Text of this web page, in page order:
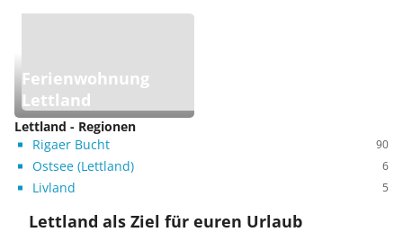
Ferienwohnung
Lettland
Lettland - Regionen
Rigaer Bucht
90
Ostsee (Lettland) 6
Livland 5
Lettland als Ziel für euren Urlaub